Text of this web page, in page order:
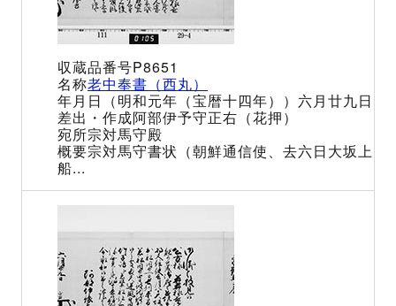
P8651
老中奉書（西丸）
（明和元年（宝暦十四年））六月廿九日
阿部伊予守正右（花押）
宗対馬守殿
宗対馬守書状（朝鮮通信使、去六日大坂上
船...